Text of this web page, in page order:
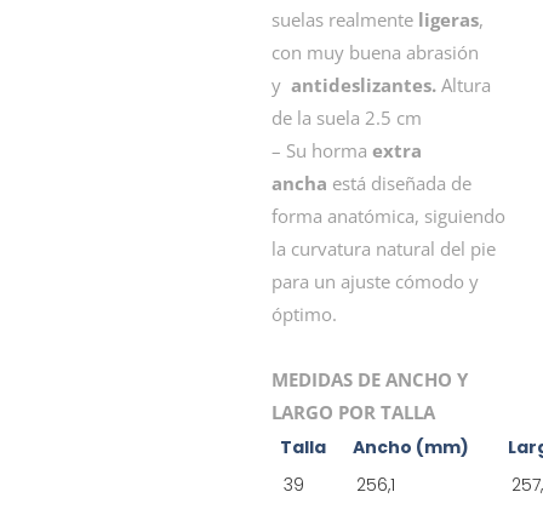
suelas realmente ligeras,
con muy buena abrasión
y antideslizantes. Altura
de la suela 2.5 cm
– Su horma extra
ancha está diseñada de
forma anatómica, siguiendo
la curvatura natural del pie
para un ajuste cómodo y
óptimo.
MEDIDAS DE ANCHO Y
LARGO POR TALLA
Talla
Ancho (mm)
39
256,1